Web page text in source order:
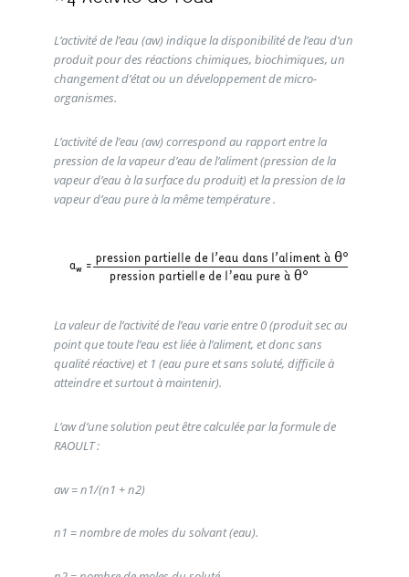
L’activité de l’eau (aw) indique la disponibilité de l’eau d’un
produit pour des réactions chimiques, biochimiques, un
changement d’état ou un développement de micro-
organismes.
L’activité de l’eau (aw) correspond au rapport entre la
pression de la vapeur d’eau de l’aliment (pression de la
vapeur d’eau à la surface du produit) et la pression de la
vapeur d’eau pure à la même température .
La valeur de l’activité de l’eau varie entre 0 (produit sec au
point que toute l’eau est liée à l’aliment, et donc sans
qualité réactive) et 1 (eau pure et sans soluté, difficile à
atteindre et surtout à maintenir).
L’aw d’une solution peut être calculée par la formule de
RAOULT :
aw = n1/(n1 + n2)
n1 = nombre de moles du solvant (eau).